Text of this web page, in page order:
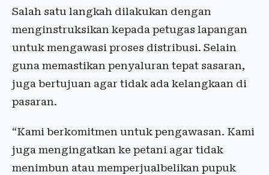
Salah satu langkah dilakukan dengan
menginstruksikan kepada petugas lapangan
untuk mengawasi proses distribusi. Selain
guna memastikan penyaluran tepat sasaran,
juga bertujuan agar tidak ada kelangkaan di
pasaran.
“Kami berkomitmen untuk pengawasan. Kami
juga mengingatkan ke petani agar tidak
menimbun atau memperjualbelikan pupuk